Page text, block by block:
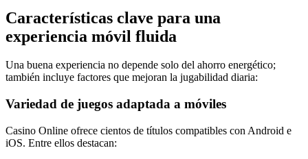
Características clave para una
experiencia móvil fluida
Una buena experiencia no depende solo del ahorro energético;
también incluye factores que mejoran la jugabilidad diaria:
Variedad de juegos adaptada a móviles
Casino Online ofrece cientos de títulos compatibles con Android e
iOS. Entre ellos destacan: